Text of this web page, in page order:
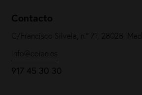
Contacto
C/Francisco Silvela, n.º 71, 28028,
info@coiae.es
917 45 30 30